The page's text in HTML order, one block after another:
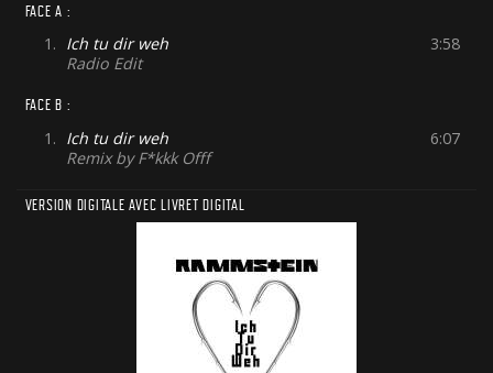
FACE A :
1. Ich tu dir weh
Radio Edit
3:58
FACE B :
1. Ich tu dir weh
Remix by F*kkk Offf
6:07
VERSION DIGITALE AVEC LIVRET DIGITAL